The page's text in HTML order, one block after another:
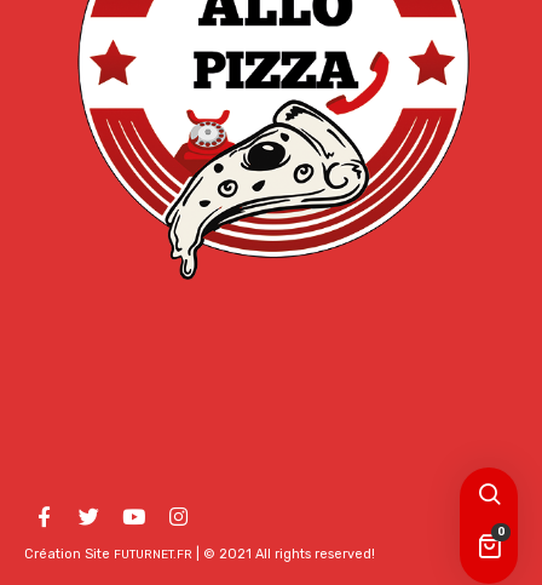
0
Création Site FUTURNET.FR | © 2021 All rights reserved!